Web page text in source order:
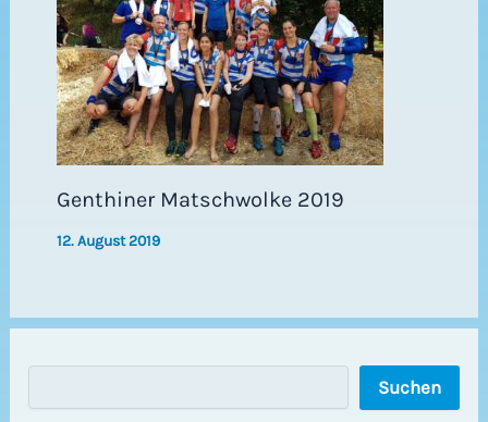
Genthiner Matschwolke 2019
12. August 2019
Suchen